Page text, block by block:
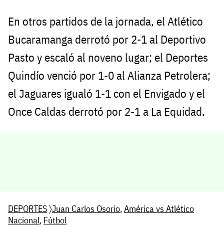
En otros partidos de la jornada, el Atlético
Bucaramanga derrotó por 2-1 al Deportivo
Pasto y escaló al noveno lugar; el Deportes
Quindío venció por 1-0 al Alianza Petrolera;
el Jaguares igualó 1-1 con el Envigado y el
Once Caldas derrotó por 2-1 a La Equidad.
DEPORTES〉Juan Carlos Osorio,América vs Atlético
Nacional, Fútbol